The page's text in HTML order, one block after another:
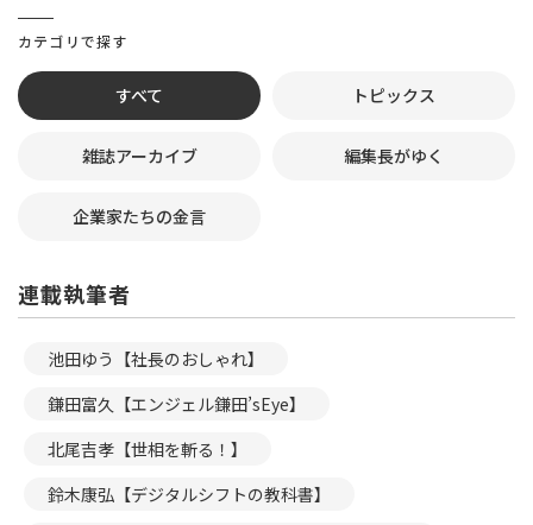
カテゴリで探す
すべて トピックス
雑誌アーカイブ 編集長がゆく
企業家たちの金言
連載執筆者
池田ゆう【社長のおしゃれ】
鎌田富久【エンジェル鎌田’sEye】
北尾吉孝【世相を斬る！】
鈴木康弘【デジタルシフトの教科書】